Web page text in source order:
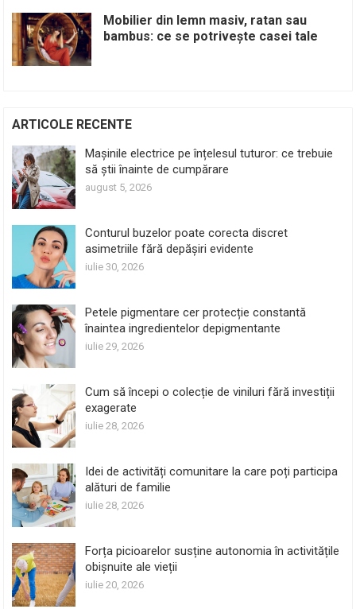
Mobilier din lemn masiv, ratan sau
bambus: ce se potrivește casei tale
ARTICOLE RECENTE
Mașinile electrice pe înțelesul tuturor: ce trebuie
să știi înainte de cumpărare
august 5, 2026
Conturul buzelor poate corecta discret
asimetriile fără depășiri evidente
iulie 30, 2026
Petele pigmentare cer protecție constantă
înaintea ingredientelor depigmentante
iulie 29, 2026
Cum să începi o colecție de viniluri fără investiții
exagerate
iulie 28, 2026
Idei de activități comunitare la care poți participa
alături de familie
iulie 28, 2026
Forța picioarelor susține autonomia în activitățile
obișnuite ale vieții
iulie 20, 2026